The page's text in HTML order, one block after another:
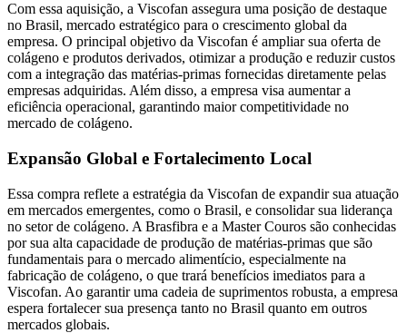
Com essa aquisição, a Viscofan assegura uma posição de destaque
no Brasil, mercado estratégico para o crescimento global da
empresa. O principal objetivo da Viscofan é ampliar sua oferta de
colágeno e produtos derivados, otimizar a produção e reduzir custos
com a integração das matérias-primas fornecidas diretamente pelas
empresas adquiridas. Além disso, a empresa visa aumentar a
eficiência operacional, garantindo maior competitividade no
mercado de colágeno.
Expansão Global e Fortalecimento Local
Essa compra reflete a estratégia da Viscofan de expandir sua atuação
em mercados emergentes, como o Brasil, e consolidar sua liderança
no setor de colágeno. A Brasfibra e a Master Couros são conhecidas
por sua alta capacidade de produção de matérias-primas que são
fundamentais para o mercado alimentício, especialmente na
fabricação de colágeno, o que trará benefícios imediatos para a
Viscofan. Ao garantir uma cadeia de suprimentos robusta, a empresa
espera fortalecer sua presença tanto no Brasil quanto em outros
mercados globais.